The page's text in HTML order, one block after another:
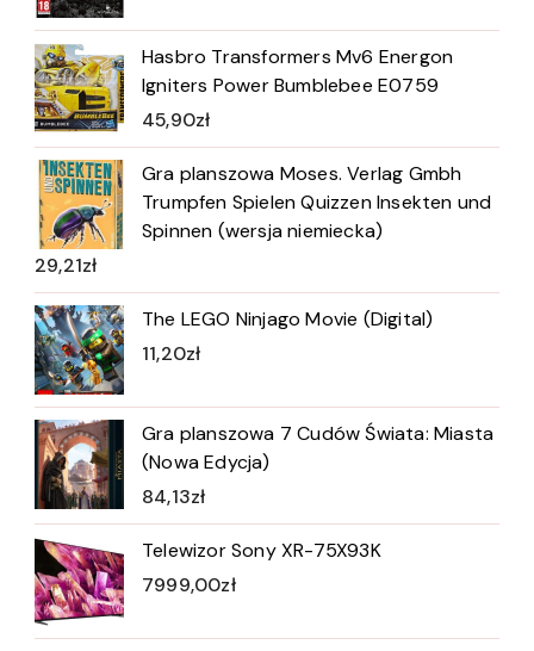
Hasbro Transformers Mv6 Energon
Igniters Power Bumblebee E0759
45,90zł
Gra planszowa Moses. Verlag Gmbh
Trumpfen Spielen Quizzen Insekten und
Spinnen (wersja niemiecka)
29,21zł
The LEGO Ninjago Movie (Digital)
11,20zł
Gra planszowa 7 Cudów Świata: Miasta
(Nowa Edycja)
84,13zł
Telewizor Sony XR-75X93K
7999,00zł